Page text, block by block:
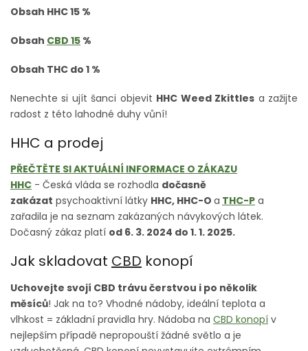
Obsah HHC 15 %
Obsah CBD 15 %
Obsah THC do 1 %
Nenechte si ujít šanci objevit HHC Weed Zkittles a zažijte
radost z této lahodné duhy vůní!
HHC a prodej
PŘEČTĚTE SI AKTUÁLNÍ INFORMACE O ZÁKAZU
HHC - Česká vláda se rozhodla dočasně
zakázat psychoaktivní látky HHC, HHC-O a THC-P a
zařadila je na seznam zakázaných návykových látek.
Dočasný zákaz platí od 6. 3. 2024 do 1. 1. 2025.
Jak skladovat CBD konopí
Uchovejte svojí CBD trávu čerstvou i po několik
měsíců! Jak na to? Vhodné nádoby, ideální teplota a
vlhkost = základní pravidla hry. Nádoba na CBD konopí v
nejlepším případě nepropouští žádné světlo a je